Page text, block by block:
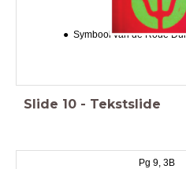
Symbool van de Rode
Slide 10 - Tekstslide
Pg 9, 3B